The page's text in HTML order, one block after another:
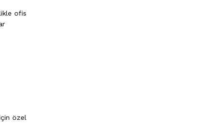
ofis
özel